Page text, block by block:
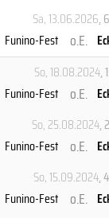
Sa, 13.06.2026,
Funino-Fest
o.E.
So, 18.08.2024,
Funino-Fest
o.E.
So, 25.08.2024,
Funino-Fest
o.E.
So, 15.09.2024,
Funino-Fest
o.E.